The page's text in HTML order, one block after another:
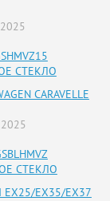
СТЕКЛО
CARAVELLE
СТЕКЛО
EX25/EX35/EX37